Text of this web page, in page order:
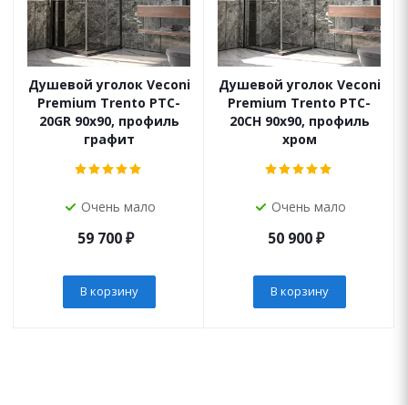
Душевой уголок Veconi
Premium Trento PTC-
20GR 90x90, профиль
графит
Очень мало
59 700₽
В корзину
Душевой уголок Veconi
Premium Trento PTC-
20CH 90x90, профиль
хром
Очень мало
50 900₽
В корзину